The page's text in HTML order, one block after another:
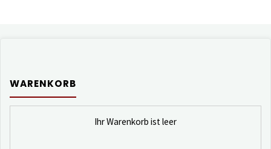
WARENKORB
Ihr Warenkorb ist leer